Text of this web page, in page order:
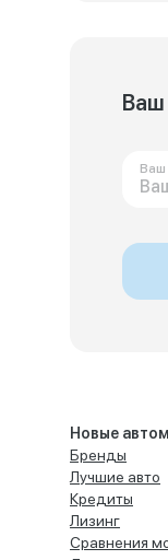
Ваш
Ваш
Новые
Бренды
Лучшие авто
Кредиты
Лизинг
Сравнения